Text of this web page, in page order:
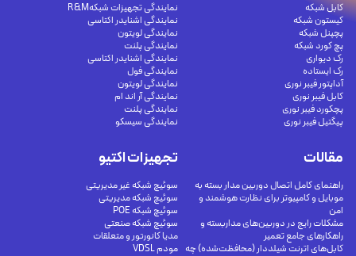
کابل شبکه
کیستون شبکه
پچپنل شبکه
پچ کورد شبکه
رک دیواری
رک ایستاده
آداپتور فیبر نوری
کابل فیبر نوری
پچکورد فیبر نوری
پیگتیل فیبر نوری
تجهیزات اکتیو
سوئیچ شبکه غیر مدیریتی
سوئیچ شبکه مدیریتی
سوئیچ شبکه POE
سوئیچ شبکه صنعتی
مدیا کانورتور و متعلقات
مودم VDSL
نمایندگی تجهیزات شبکهR&M
نمایندگی اشنایدر اکتاسی
نمایندگی لویتون
نمایندگی پلنت
نمایندگی اشنایدر اکتاسی
نمایندگی فول
نمایندگی لویتون
نمایندگی آر اند ام
نمایندگی پلنت
نمایندگی سیسکو
مقالات
راهنمای کامل اتصال دوربین مدار بسته به
موبایل و کامپیوتر برای نظارت هوشمند و
امن
مشکلات رایج در دوربین‌های مداربسته و
راهکارهای جامع تعمیر
کابل‌های اترنت شیلددار (محافظت‌شده) چه